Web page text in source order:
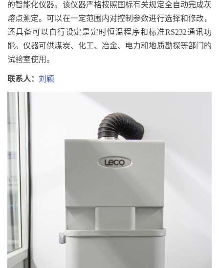
的智能化仪器。该仪器严格按照国标有关规定全自动完成灰
熔点测定。可以在一定范围内对控制参数进行选择和修改，
还具备可以自行设定是定时恒温程序和标准RS232通讯功
能。仪器可供煤炭、化工、冶金、电力和地质勘探等部门的
试验室使用。
联系人： 刘颖